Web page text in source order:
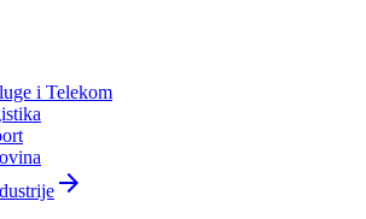
i Telekom
arrow_forward